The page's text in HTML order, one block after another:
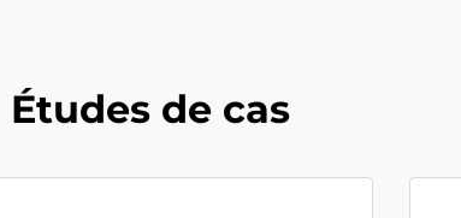
Études de cas